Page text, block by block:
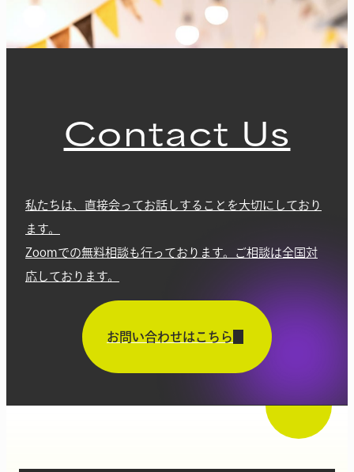
Contact Us
私たちは、直接会ってお話しすることを大切にしており
ます。
Zoomでの無料相談も行っております。ご相談は全国対
応しております。
お問い合わせはこちら